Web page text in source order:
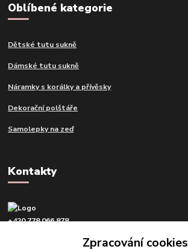
Oblíbené kategorie
Dětské tutu sukně
Dámské tutu sukně
Náramky s korálky a přívěsky
Dekorační polštáře
Samolepky na zeď
Kontakty
+420 778 066 878
Zpracování cookies